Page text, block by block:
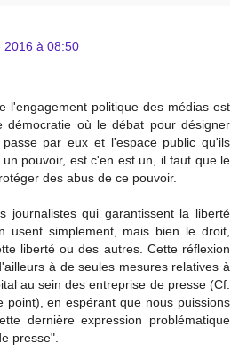
2016 à 08:50
l'engagement politique des médias est
démocratie où le débat pour désigner
passe par eux et l'espace public qu'ils
pouvoir, est c'en est un, il faut que le
des abus de ce pouvoir.
journalistes qui garantissent la liberté
usent simplement, mais bien le droit,
liberté ou des autres. Cette réflexion
à de seules mesures relatives à
au sein des entreprise de presse (Cf.
point), en espérant que nous puissions
dernière expression problématique
presse".